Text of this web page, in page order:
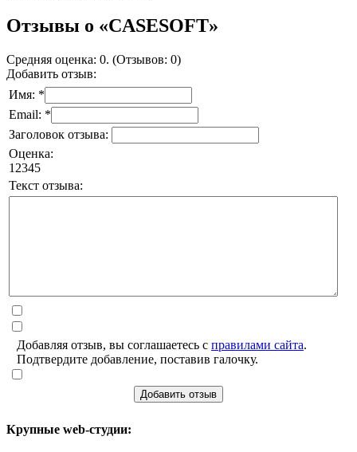
Отзывы о «CASESOFT»
Средняя оценка: 0. (Отзывов: 0)
Добавить отзыв:
Имя: *
Email: *
Заголовок отзыва:
Оценка:
1 2345
Текст отзыва:
Добавляя отзыв, вы соглашаетесь с правилами сайта.
Подтвердите добавление, поставив галочку.
Добавить отзыв
Крупные web-студии: